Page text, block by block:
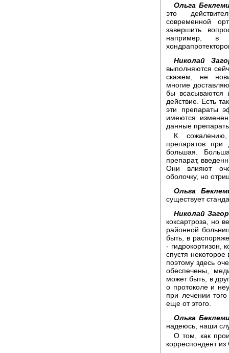
Ольга
это
современной
завершить
например, в
Николай
выполняются
скажем, не
многие
бы всасываются
действие. Есть
эти препараты
имеются
данные
К сожалению,
препаратов при
большая.
препарат,
Они влияют
оболочку, но
Ольга
существует
Николай
коксартроза, но
районной
быть, в
- гидрокортизон,
спустя
поэтому здесь
обеспечены,
может быть, в
о протоколе и
при лечении
еще от этого.
Ольга
надеюсь, наши
О том, как
корреспондент